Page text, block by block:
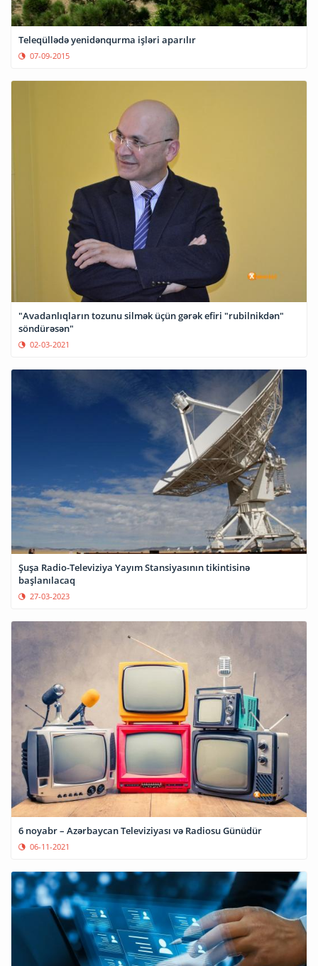
Teleqüllədə yenidənqurma işləri aparılır
07-09-2015
"Avadanlıqların tozunu silmək üçün gərək efiri "rubilnikdən"
söndürəsən"
02-03-2021
Şuşa Radio-Televiziya Yayım Stansiyasının tikintisinə
başlanılacaq
27-03-2023
6 noyabr – Azərbaycan Televiziyası və Radiosu Günüdür
06-11-2021